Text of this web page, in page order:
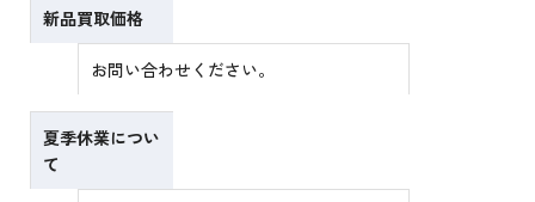
新品買取価格
お問い合わせください。
夏季休業につい
て